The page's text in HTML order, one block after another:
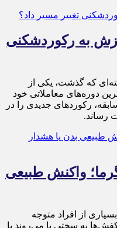
به رکوردشکنی
که گذشت، یکی از
دوره‌های معاملاتی خود
رکوردهای جدیدی را در
واکنش طبیعی
از افراد متوجه
به سختی پا می‌روند یا